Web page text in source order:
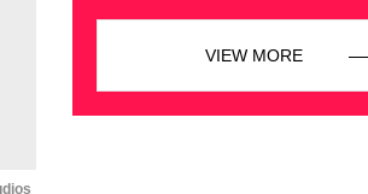
VIEW MORE